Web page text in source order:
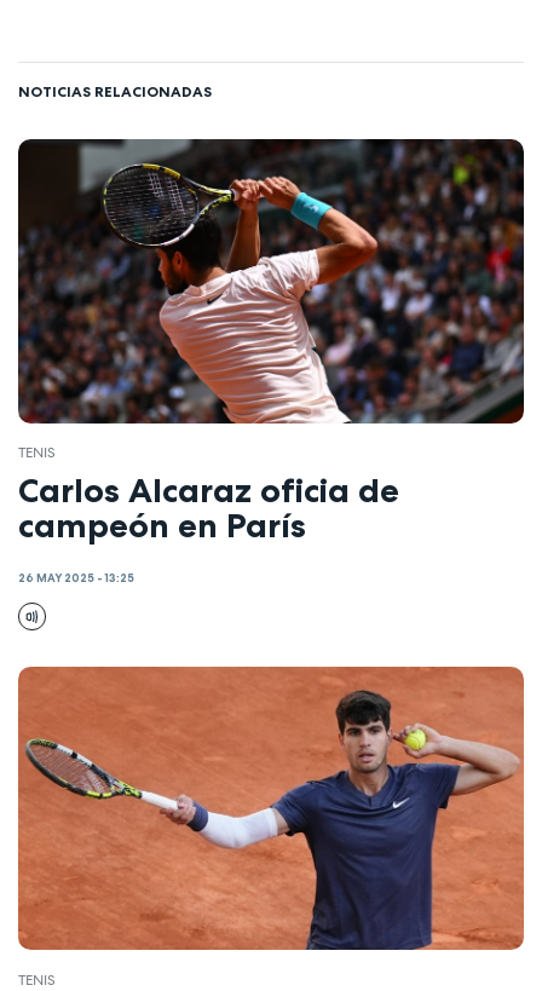
NOTICIAS RELACIONADAS
TENIS
Carlos Alcaraz oficia de
campeón en París
26 MAY 2025 - 13:25
TENIS